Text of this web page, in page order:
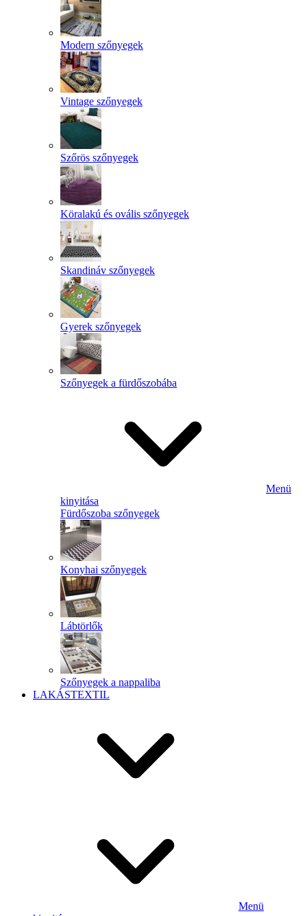
Modern szőnyegek
Vintage szőnyegek
Szőrös szőnyegek
Köralakú és ovális szőnyegek
Skandináv szőnyegek
Gyerek szőnyegek
Szőnyegek a fürdőszobába
Menü
kinyitása
Fürdőszoba szőnyegek
Konyhai szőnyegek
Lábtörlők
Szőnyegek a nappaliba
LAKÁSTEXTIL
Menü